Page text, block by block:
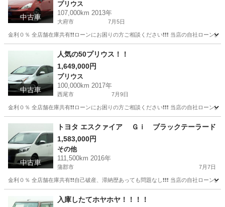
中古車
プリウス
107,000km 2013年
大府市 7月5日
金利０％ 全店舗在庫共有❗️❗️ローンにお困りの方ご相談ください❗️❗️❗️ 当店の自社ロ
プリウス
中古車
人気の50プリウス！！
1,649,000円
プリウス
100,000km 2017年
西尾市 7月9日
金利０％ 全店舗在庫共有❗️❗️ローンにお困りの方ご相談ください❗️❗️❗️ 当店の自社ロ
愛知 西尾市 プリウス
中古車
トヨタ エスクァイア Ｇｉ ブラックテーラード
1,583,000円
その他
111,500km 2016年
蒲郡市 7月7日
金利０％ 全店舗在庫共有❗️❗️自己破産、滞納歴あっても問題なし❗️❗️❗️ 当店の自社ロ
その他
入庫したてホヤホヤ！！！！